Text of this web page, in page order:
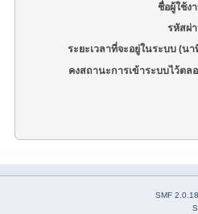
ชื่อผู้ใช้ง
รหัสผ่
ระยะเวลาที่จะอยู่ในระบบ (นา
คงสถานะการเข้าระบบไว้ตล
SMF 2.0.18